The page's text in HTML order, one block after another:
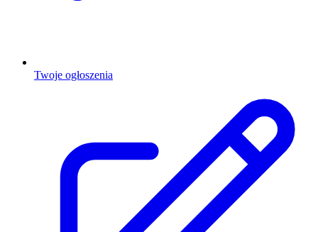
Twoje ogłoszenia